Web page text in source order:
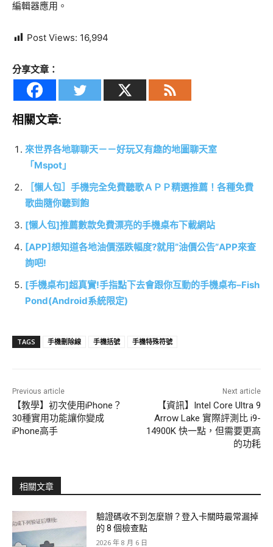
編輯器應用。
Post Views: 16,994
分享文章：
相關文章:
來世界各地聊聊天－－好玩又有趣的地圖聊天室
「Mspot」
［懶人包］手機完全免費聽歌ＡＰＰ精選推薦！各種免費
歌曲隨你聽到飽
[懶人包]推薦數款免費漂亮的手機桌布下載網站
[APP]想知道各地油價漲跌幅度?就用”油價公告”APP來查
詢吧!
[手機桌布]超真實!手指點下去會跟你互動的手機桌布–Fish
Pond(Android系統限定)
TAGS 手機刪除線 手機括號 手機特殊符號
Previous article
【教學】初次使用iPhone？
30種實用功能讓你變成
iPhone高手
Next article
【資訊】Intel Core Ultra 9
Arrow Lake 實際評測比 i9-
14900K 快一點，但需要更高
的功耗
相關文章
驗證碼收不到怎麼辦？登入卡關時最常漏掉
的 8 個檢查點
2026 年 8 月 6 日